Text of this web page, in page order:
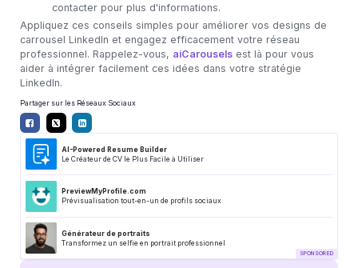
AI-Powered Resume Builder
Le Créateur de CV le Plus Facile à Utiliser
PreviewMyProfile.com
Prévisualisation tout-en-un de profils sociaux
Générateur de portraits
Transformez un selfie en portrait professionnel
contacter pour plus d'informations.
Appliquez ces conseils simples pour améliorer vos designs de
carrousel LinkedIn et engagez efficacement votre réseau
professionnel. Rappelez-vous, aiCarouselsest là pour vous
aider à intégrer facilement ces idées dans votre stratégie
LinkedIn.
Partager sur les Réseaux Sociaux